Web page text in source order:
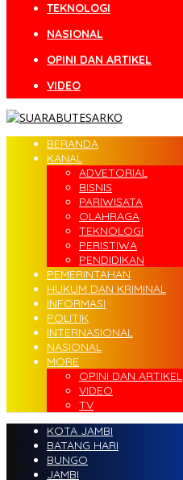
TEKNOLOGI
NASIONAL
OPINI DAN ARTIKEL
VIDEO
BERANDA
KANAL
ADVETORIAL
BISNIS
PARIWISATA
OLAHRAGA
TEKNOLOGI
PERISTIWA
PENDIDIKAN
PEMERINTAHAN
HUKUM DAN KRIMINAL
INFORMASI
POLITIK
INTERNASIONAL
NASIONAL
MORE
OPINI DAN ARTIKEL
VIDEO
TV
KOTA JAMBI
BATANG HARI
BUNGO
JAMBI